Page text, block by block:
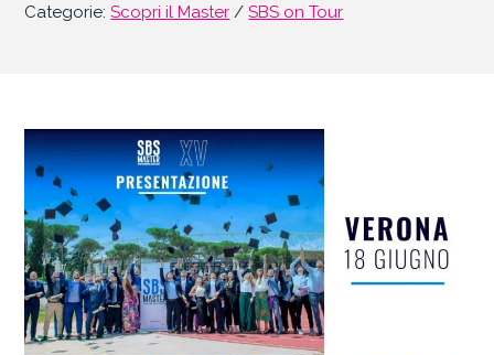
Categorie:Scopri il Master /SBS on Tour